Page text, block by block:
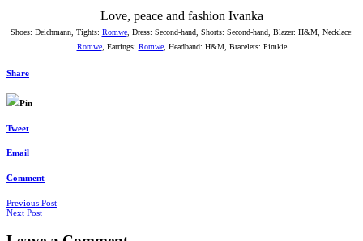
Love, peace and fashion Ivanka
Shoes: Deichmann, Tights: Romwe, Dress: Second-hand, Shorts: Second-hand, Blazer: H&M, Necklace:
Romwe, Earrings: Romwe, Headband: H&M, Bracelets: Pimkie
Share
Pin
Tweet
Email
Comment
Navigácia
Previous Post
Next Post